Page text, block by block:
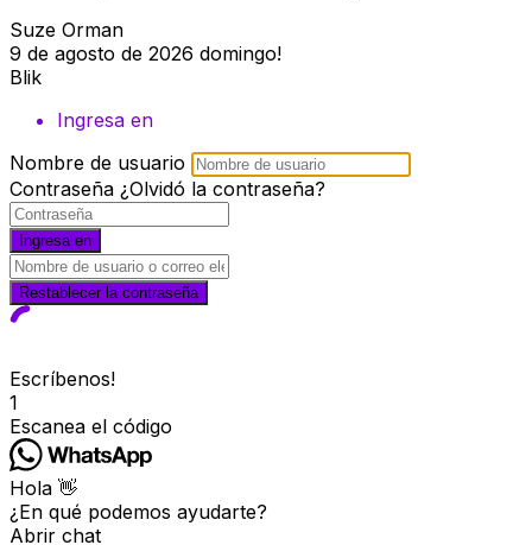
Suze Orman
9 de agosto de 2026 domingo!
Blik
Ingresa en
Nombre de usuario
Contraseña ¿Olvidó la contraseña?
Ingresa en
Restablecer la contraseña
Escríbenos!
1
Escanea el código
Hola 👋
¿En qué podemos ayudarte?
Abrir chat